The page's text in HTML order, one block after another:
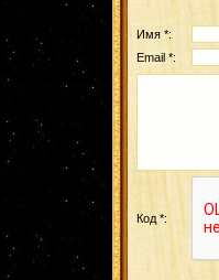
Имя *:
Email *:
Код *: